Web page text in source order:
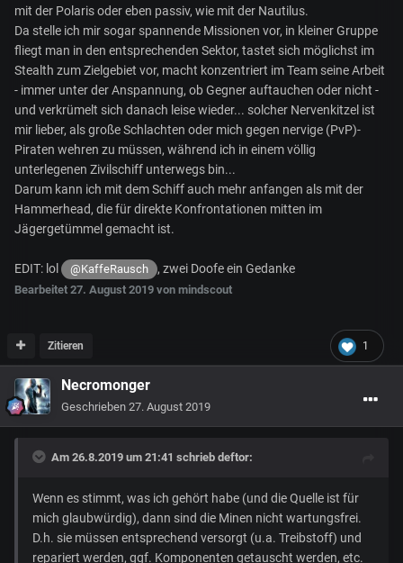
mit der Polaris oder eben passiv, wie mit der Nautilus.
Da stelle ich mir sogar spannende Missionen vor, in kleiner Gruppe
fliegt man in den entsprechenden Sektor, tastet sich möglichst im
Stealth zum Zielgebiet vor, macht konzentriert im Team seine Arbeit
- immer unter der Anspannung, ob Gegner auftauchen oder nicht -
und verkrümelt sich danach leise wieder... solcher Nervenkitzel ist
mir lieber, als große Schlachten oder mich gegen nervige (PvP)-
Piraten wehren zu müssen, während ich in einem völlig
unterlegenen Zivilschiff unterwegs bin...
Darum kann ich mit dem Schiff auch mehr anfangen als mit der
Hammerhead, die für direkte Konfrontationen mitten im
Jägergetümmel gemacht ist.
EDIT: lol @KaffeRausch , zwei Doofe ein Gedanke
Bearbeitet 27. August 2019 von mindscout
1
Zitieren
Necromonger
Geschrieben 27. August 2019
Am 26.8.2019 um 21:41 schrieb deftor:
Wenn es stimmt, was ich gehört habe (und die Quelle ist für
mich glaubwürdig), dann sind die Minen nicht wartungsfrei.
D.h. sie müssen entsprechend versorgt (u.a. Treibstoff) und
repariert werden, ggf. Komponenten getauscht werden, etc.